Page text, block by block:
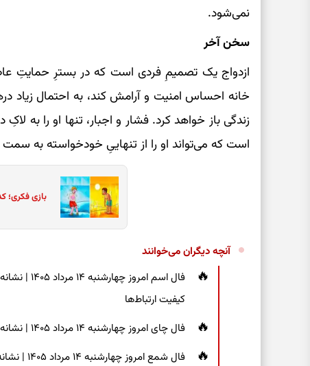
نمی‌شود.
سخن آخر
ازدواج یک تصمیمِ فردی است که در بسترِ حمایتِ
خانه احساس امنیت و آرامش کند، به احتمال
زندگی باز خواهد کرد. فشار و اجبار، تنها او را به
است که می‌تواند او را از تنهاییِ خودخواسته به
بازی فکری؛
آنچه دیگران می‌خوانند
فال اسم
کیفیت ارتباط‌ها
فال چای امروز چهارشنبه ۱۴ مرداد ۱۴۰۵ | نشانه‌هایی برای دیدن جزئیات و انتخاب راه‌های کم‌دردسر
فال شمع